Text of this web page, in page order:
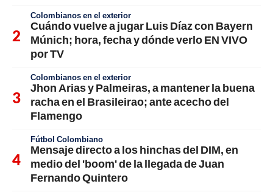
Colombianos en el exterior
Cuándo vuelve a jugar Luis Díaz con Bayern
Múnich; hora, fecha y dónde verlo EN VIVO
por TV
Colombianos en el exterior
Jhon Arias y Palmeiras, a mantener la buena
racha en el Brasileirao; ante acecho del
Flamengo
Fútbol Colombiano
Mensaje directo a los hinchas del DIM, en
medio del 'boom' de la llegada de Juan
Fernando Quintero